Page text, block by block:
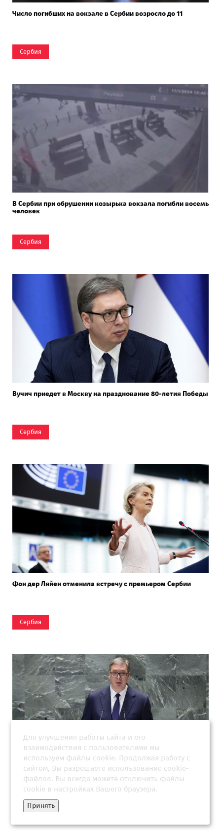
Число погибших на вокзале в Сербии возросло до 11
Сербия
В Сербии при обрушении козырька вокзала погибли восемь
человек
Сербия
Вучич приедет в Москву на празднование 80-летия Победы
Сербия
Фон дер Ляйен отменила встречу с премьером Сербии
Сербия
Вучич рассказал о первом за почти 2,5 года разговоре с
Путиным
Сербия
Для улучшения работы сайта и его
взаимодействия с пользователями мы
используем файлы cookie. Продолжая работу с
сайтом, Вы разрешаете использование cookie-
файлов. Вы всегда можете отключить файлы
cookie в настройках Вашего браузера.
Принять